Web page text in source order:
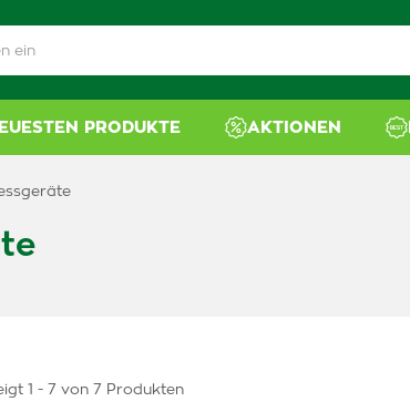
PRODUKTE AKTIONEN
1 - 7 von 7 Produkten